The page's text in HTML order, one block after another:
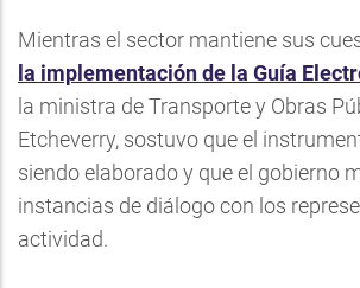
Mientras el sector mantiene sus
la implementación de la Guía
la ministra de Transporte y Obras
Etcheverry, sostuvo que el
siendo elaborado y que el gobierno
instancias de diálogo con los
actividad.